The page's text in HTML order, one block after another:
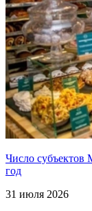
Число субъектов
год
31 июля 2026